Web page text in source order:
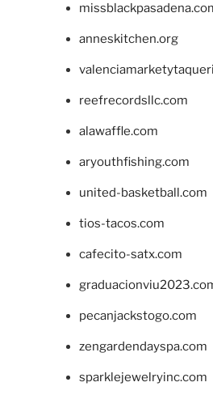
anneskitchen.org
reefrecordsllc.com
alawaffle.com
aryouthfishing.com
united-basketball.com
tios-tacos.com
cafecito-satx.com
pecanjackstogo.com
zengardendayspa.com
sparklejewelryinc.com